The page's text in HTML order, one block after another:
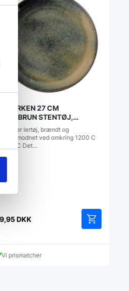
27 CM
BRUN STENTØJ,
er lertøj, brændt og
ved omkring 1200 C
1315 C Det…
DKK
Vi prismatcher